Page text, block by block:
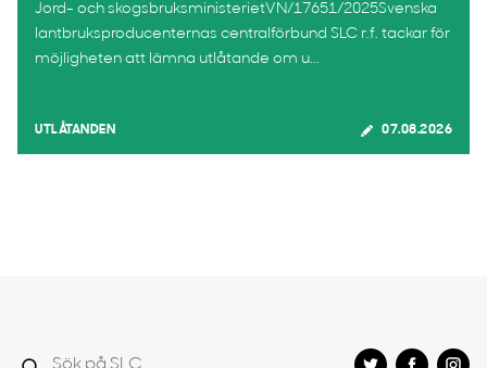
Jord- och skogsbruksministerietVN/17651/2025Svenska
lantbruksproducenternas centralförbund SLC r.f. tackar för
möjligheten att lämna utlåtande om u...
UTLÅTANDEN 07.08.2026